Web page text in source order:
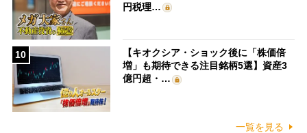
円税理…
10
【キオクシア・ショック後に「株価倍
増」も期待できる注目銘柄5選】資産3
億円超・…
一覧を見る